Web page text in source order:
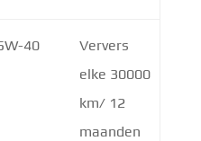
40
Ververs
elke 30000
km/ 12
maanden